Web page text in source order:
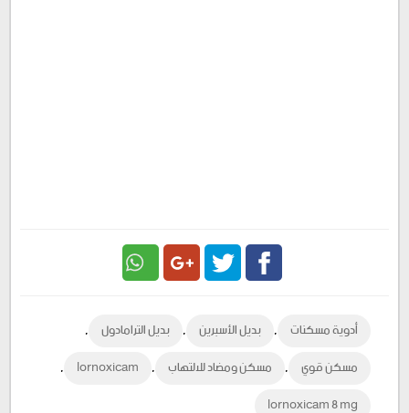
Plus أدوية مسكنات , بديل الأسبرين , بديل الترامادول ,
مسكن قوي , مسكن ومضاد للالتهاب ,
lornoxicam
,
lornoxicam 8 mg